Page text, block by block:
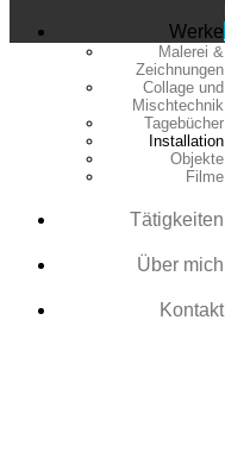
Werke
Malerei &
Zeichnungen
Collage und
Mischtechnik
Tagebücher
Installation
Objekte
Filme
Tätigkeiten
Über mich
Kontakt